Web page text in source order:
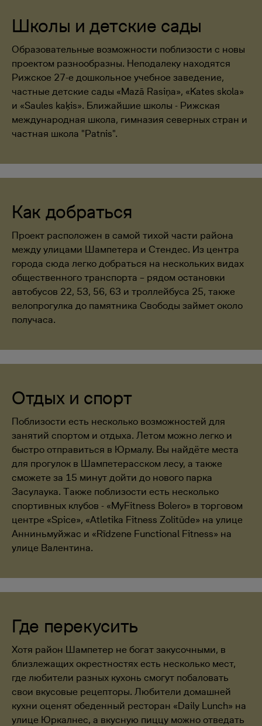
Школы и детские сады
Образовательные возможности поблизости с новы
проектом разнообразны. Неподалеку находятся
Рижское 27-е дошкольное учебное заведение,
частные детские сады «Mazā Rasiņa», «Kates skola»
и «Saules kaķis». Ближайшие школы - Рижская
международная школа, гимназия северных стран и
частная школа "Patnis".
Как добраться
Проект расположен в самой тихой части района
между улицами Шампетера и Стендес. Из центра
города сюда легко добраться на нескольких видах
общественного транспорта – рядом остановки
автобусов 22, 53, 56, 63 и троллейбуса 25, также
велопрогулка до памятника Свободы займет около
получаса.
Отдых и спорт
Поблизости есть несколько возможностей для
занятий спортом и отдыха. Летом можно легко и
быстро отправиться в Юрмалу. Вы найдёте места
для прогулок в Шампетерасском лесу, а также
сможете за 15 минут дойти до нового парка
Засулаука. Также поблизости есть несколько
спортивных клубов - «MyFitness Bolero» в торговом
центре «Spice», «Atletika Fitness Zolitūde» на улице
Анниньмуйжас и «Rīdzene Functional Fitness» на
улице Валентина.
Где перекусить
Хотя район Шампетер не богат закусочными, в
близлежащих окрестностях есть несколько мест,
где любители разных кухонь смогут побаловать
свои вкусовые рецепторы. Любители домашней
кухни оценят обеденный ресторан «Daily Lunch» на
улице Юркалнес, а вкусную пиццу можно отведать